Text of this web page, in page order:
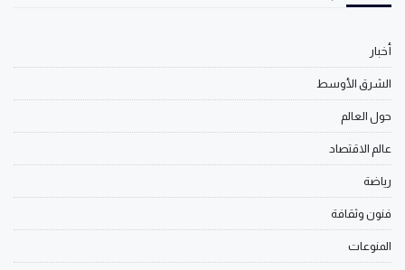
أخبار
الشرق الأوسط
حول العالم
عالم الاقتصاد
رياضة
فنون وثقافة
المنوعات